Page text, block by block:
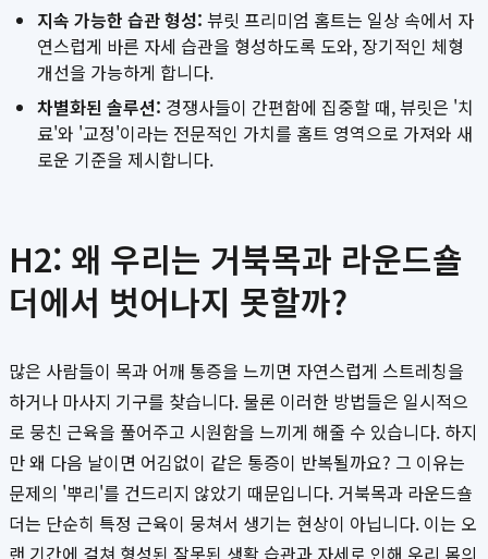
지속 가능한 습관 형성: 뷰릿 프리미엄 홈트는 일상 속에서 자
연스럽게 바른 자세 습관을 형성하도록 도와, 장기적인 체형
개선을 가능하게 합니다.
차별화된 솔루션: 경쟁사들이 간편함에 집중할 때, 뷰릿은 '치
료'와 '교정'이라는 전문적인 가치를 홈트 영역으로 가져와 새
로운 기준을 제시합니다.
H2: 왜 우리는 거북목과 라운드숄
더에서 벗어나지 못할까?
많은 사람들이 목과 어깨 통증을 느끼면 자연스럽게 스트레칭을
하거나 마사지 기구를 찾습니다. 물론 이러한 방법들은 일시적으
로 뭉친 근육을 풀어주고 시원함을 느끼게 해줄 수 있습니다. 하지
만 왜 다음 날이면 어김없이 같은 통증이 반복될까요? 그 이유는
문제의 '뿌리'를 건드리지 않았기 때문입니다. 거북목과 라운드숄
더는 단순히 특정 근육이 뭉쳐서 생기는 현상이 아닙니다. 이는 오
랜 기간에 걸쳐 형성된 잘못된 생활 습관과 자세로 인해 우리 몸의